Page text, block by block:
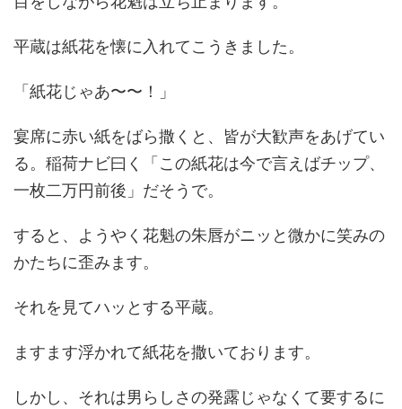
平蔵は紙花を懐に入れてこうきました。
「紙花じゃあ〜〜！」
宴席に赤い紙をばら撒くと、皆が大歓声をあげてい
る。稲荷ナビ曰く「この紙花は今で言えばチップ、
一枚二万円前後」だそうで。
すると、ようやく花魁の朱唇がニッと微かに笑みの
かたちに歪みます。
それを見てハッとする平蔵。
ますます浮かれて紙花を撒いております。
しかし、それは男らしさの発露じゃなくて要するに